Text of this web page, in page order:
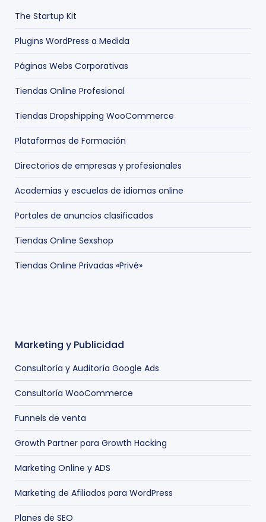
The Startup Kit
Plugins WordPress a Medida
Páginas Webs Corporativas
Tiendas Online Profesional
Tiendas Dropshipping WooCommerce
Plataformas de Formación
Directorios de empresas y profesionales
Academias y escuelas de idiomas online
Portales de anuncios clasificados
Tiendas Online Sexshop
Tiendas Online Privadas «Privé»
Marketing y Publicidad
Consultoría y Auditoría Google Ads
Consultoría WooCommerce
Funnels de venta
Growth Partner para Growth Hacking
Marketing Online y ADS
Marketing de Afiliados para WordPress
Planes de SEO